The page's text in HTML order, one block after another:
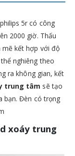
5r có công
2000 giờ. Thấu
mẽ kết hợp với độ
nghiêng theo
ra không gian, kết
trung tâm sẽ tạo
bạn. Đèn có trọng
xoáy trung